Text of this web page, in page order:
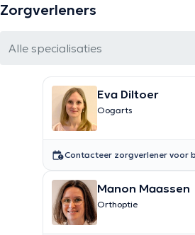
Zorgverleners
Alle specialisaties
Eva Diltoer
Oogarts
Contacteer zorgverlener voor
Manon Maassen
Orthoptie